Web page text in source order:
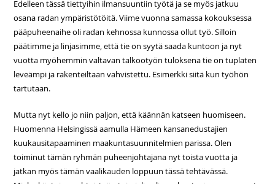
Edelleen tässä tiettyihin ilmansuuntiin työtä ja se myös jatkuu
osana radan ympäristötöitä. Viime vuonna samassa kokouksessa
pääpuheenaihe oli radan kehnossa kunnossa ollut työ. Silloin
päätimme ja linjasimme, että tie on syytä saada kuntoon ja nyt
vuotta myöhemmin valtavan talkootyön tuloksena tie on tuplaten
leveämpi ja rakenteiltaan vahvistettu. Esimerkki siitä kun työhön
tartutaan.
Mutta nyt kello jo niin paljon, että käännän katseen huomiseen.
Huomenna Helsingissä aamulla Hämeen kansanedustajien
kuukausitapaaminen maakuntasuunnitelmien parissa. Olen
toiminut tämän ryhmän puheenjohtajana nyt toista vuotta ja
jatkan myös tämän vaalikauden loppuun tässä tehtävässä.